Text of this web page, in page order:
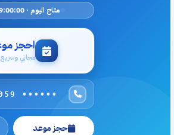
متاح اليوم · 09:00:00 – 17:00:00
احجز
مجاني
••••••
حجز موعد